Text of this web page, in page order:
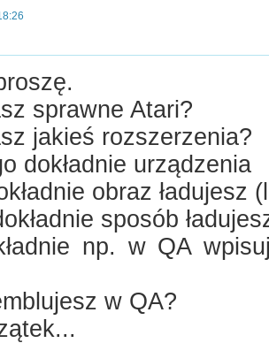
sprawne Atari?
jakieś rozszerzenia?
dokładnie urządzenia
obraz ładujesz
sposób
np. w QA
w QA?